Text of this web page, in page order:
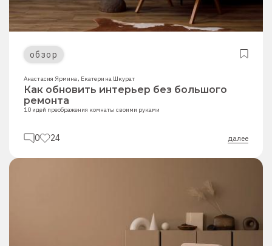
обзор
Анастасия Ярмина, Екатерина Шкурат
Как обновить интерьер без большого
ремонта
10 идей преображения комнаты своими руками
0 24 далее